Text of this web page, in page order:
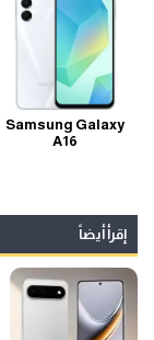
Samsung Galaxy
A16
إقرأ أيضاً